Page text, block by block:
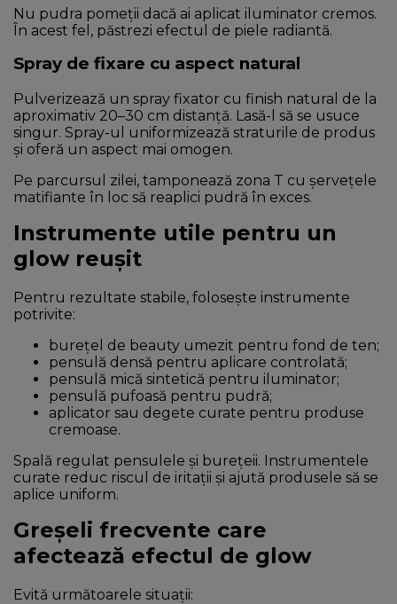
Nu pudra pomeții dacă ai aplicat iluminator cremos.
În acest fel, păstrezi efectul de piele radiantă.
Spray de fixare cu aspect natural
Pulverizează un spray fixator cu finish natural de la
aproximativ 20–30 cm distanță. Lasă-l să se usuce
singur. Spray-ul uniformizează straturile de produs
și oferă un aspect mai omogen.
Pe parcursul zilei, tamponează zona T cu șervețele
matifiante în loc să reaplici pudră în exces.
Instrumente utile pentru un
glow reușit
Pentru rezultate stabile, folosește instrumente
potrivite:
burețel de beauty umezit pentru fond de ten;
pensulă densă pentru aplicare controlată;
pensulă mică sintetică pentru iluminator;
pensulă pufoasă pentru pudră;
aplicator sau degete curate pentru produse
cremoase.
Spală regulat pensulele și burețeii. Instrumentele
curate reduc riscul de iritații și ajută produsele să se
aplice uniform.
Greșeli frecvente care
afectează efectul de glow
Evită următoarele situații: